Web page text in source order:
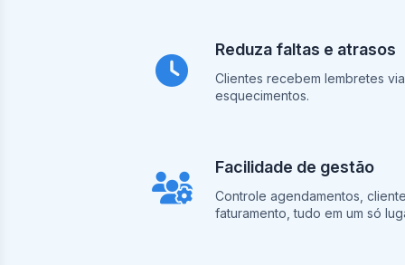
Reduza faltas e atrasos
Clientes recebem lembretes
esquecimentos.
Facilidade de gestão
Controle agendamentos,
faturamento, tudo em um só